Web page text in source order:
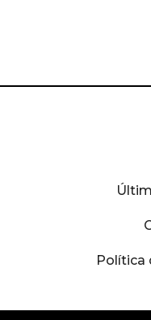
Política